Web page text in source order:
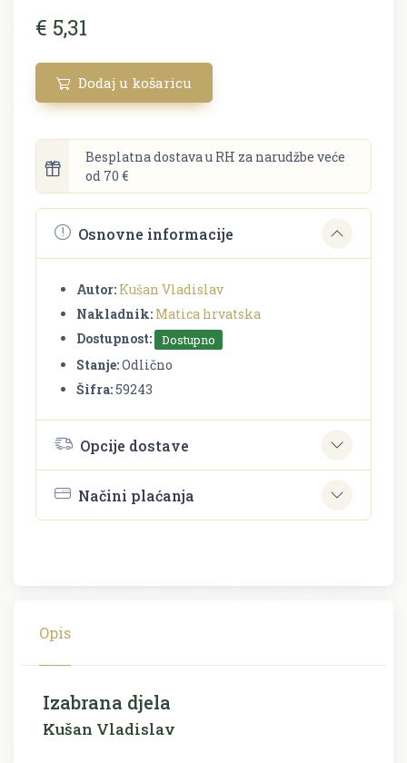
€ 5,31
Dodaj u košaricu
Besplatna dostava u RH za narudžbe veće
od 70 €
Osnovne informacije
Autor: Kušan Vladislav
Nakladnik: Matica hrvatska
Dostupnost:
Dostupno
Stanje:Odlično
Šifra:59243
Opcije dostave
Načini plaćanja
Opis
Izabrana djela
Kušan Vladislav